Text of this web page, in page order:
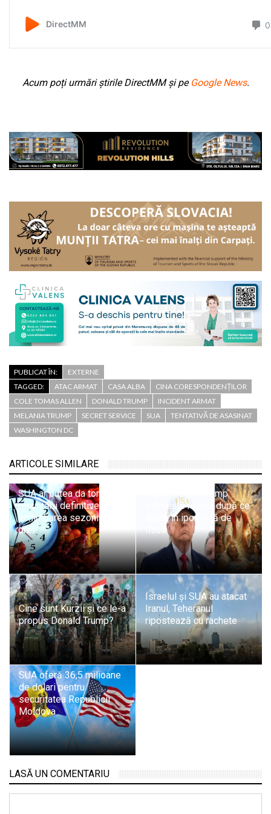
Acum poți urmări știrile DirectMM și pe Google News.
PUBLICAT ÎN:
EXTERNE
TAGGED:
ATAC ARMAT CASA ALBA
CINA CORESPONDENȚILOR
COLE TOMAS ALLEN
DONALD TRUMP
INCIDENT ARMAT
MELANIA TRUMP
SECRET SERVICE SUA
TENTATIVĂ DE ASASINAT
WASHINGTON DC
ARTICOLE SIMILARE
SUA ar putea da tonul
renunțării definitive la
schimbarea sezonieră a
orei
În plin Paște, Trump
stârnește reacții după ce
apare în ipostază de
Cine sunt Kurzii și ce le-a
propus Donald Trump?
Israelul și SUA au atacat
Iranul, Teheranul
ripostează cu rachete
SUA oferă 36,5 milioane
de dolari pentru
securitatea Republicii
Moldova
LASĂ UN COMENTARIU